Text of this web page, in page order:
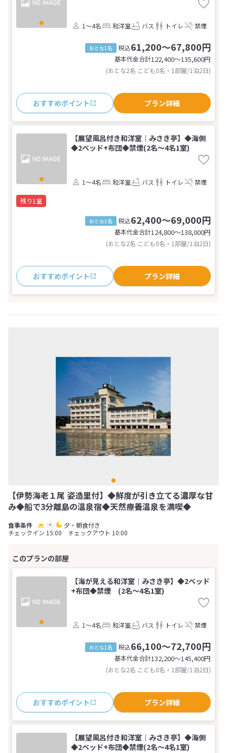
1～4名 和洋室 バス トイレ 禁煙
おとな1名 税込61,200～67,800円
基本代金合計122,400〜135,600円
(おとな2名 こども0名・1部屋/1泊2日)
おすすめポイント プラン詳細
【展望風呂付き和洋室｜みさき亭】◆海側
◆2ベッド+布団◆禁煙(2名～4名1室)
1～4名 和洋室 バス トイレ 禁煙
残り1室
おとな1名 税込62,400～69,000円
基本代金合計124,800〜138,000円
(おとな2名 こども0名・1部屋/1泊2日)
おすすめポイント プラン詳細
【伊勢海老１尾 姿造里付】◆鮮度が引き立てる濃厚な甘
み◆船で3分離島の温泉宿◆天然療養温泉を満喫◆
夕・朝食付き
チェックイン 15:00 チェックアウト 10:00
【海が見える和洋室｜みさき亭】◆2ベッド
+布団◆禁煙 (2名～4名1室)
1～4名 和洋室 バス トイレ 禁煙
おとな1名 税込66,100～72,700円
基本代金合計132,200〜145,400円
(おとな2名 こども0名・1部屋/1泊2日)
おすすめポイント プラン詳細
【展望風呂付き和洋室｜みさき亭】◆海側
◆2ベッド+布団◆禁煙(2名～4名1室)